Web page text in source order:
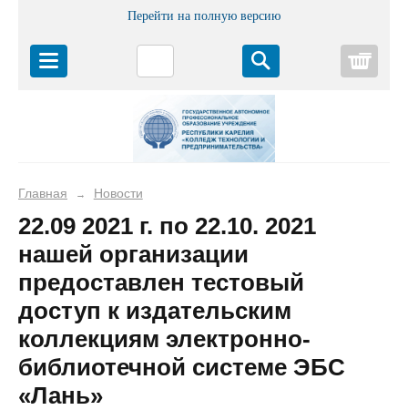
Перейти на полную версию
Главная → Новости
22.09 2021 г. по 22.10. 2021
нашей организации
предоставлен тестовый
доступ к издательским
коллекциям электронно-
библиотечной системе ЭБС
«Лань»